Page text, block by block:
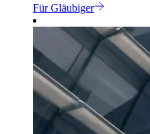
Für Gläubiger